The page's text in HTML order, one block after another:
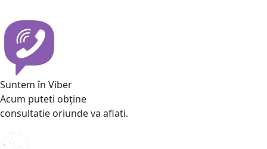
Suntem în Viber
Acum puteti obține
consultatie oriunde va aflati.